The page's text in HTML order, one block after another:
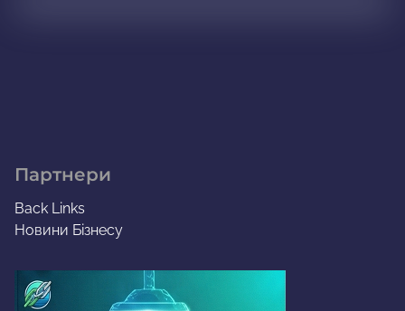
Партнери
Back Links
Новини Бізнесу